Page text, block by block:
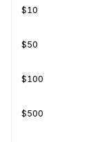
$10
$50
$100
$500